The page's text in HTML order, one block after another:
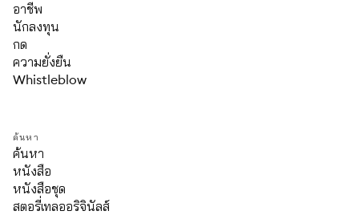
อาชีพ
นักลงทุน
กด
ความยั่งยืน
Whistleblow
ค้นหา
ค้นหา
หนังสือ
หนังสือชุด
สตอรี่เทลออริจินัลส์